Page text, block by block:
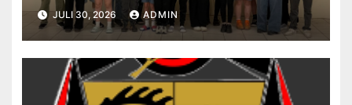
JULI 30, 2026 ADMIN